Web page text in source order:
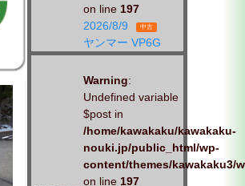
on line 197
2026/8/9
中古
ヤンマー VP6G
Warning:
Undefined variable
$post in
/home/kawakaku/kawakaku-
nouki.jp/public_html/wp-
content/themes/kawakaku3/
on line 197